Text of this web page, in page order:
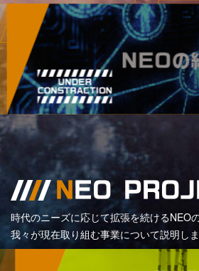
N EO
時代のニーズに応じて拡張を続けるNEOの
我々が現在取り組む事業について説明し